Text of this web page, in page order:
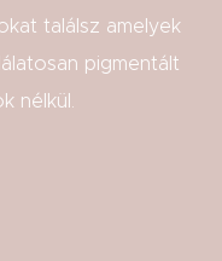
találsz amelyek
pigmentált
nélkül.